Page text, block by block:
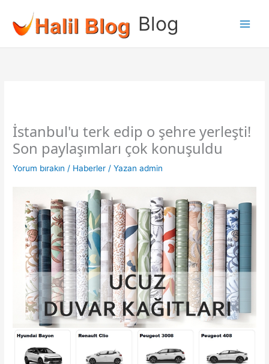
Blog
İstanbul'u terk edip o şehre yerleşti!
Son paylaşımları çok konuşuldu
Yorum bırakın / Haberler / Yazan admin